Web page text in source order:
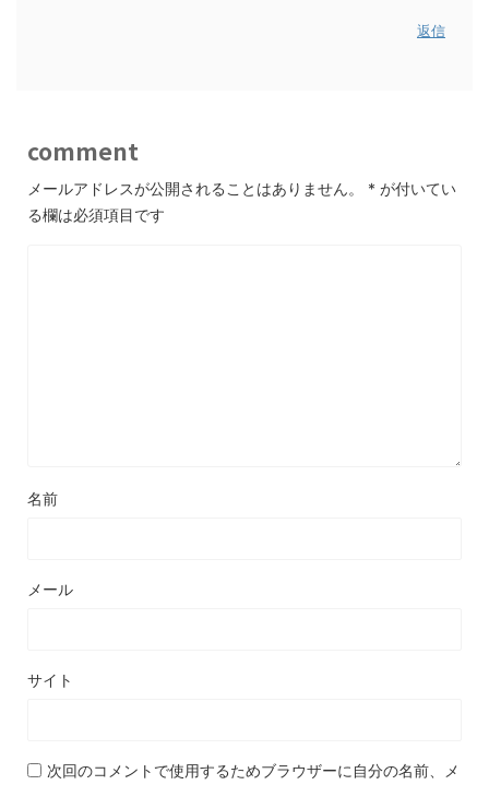
返信
comment
メールアドレスが公開されることはありません。 * が付いてい
る欄は必須項目です
名前
メール
サイト
次回のコメントで使用するためブラウザーに自分の名前、メ